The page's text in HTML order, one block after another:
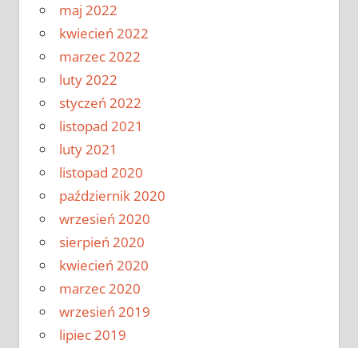
maj 2022
kwiecień 2022
marzec 2022
luty 2022
styczeń 2022
listopad 2021
luty 2021
listopad 2020
październik 2020
wrzesień 2020
sierpień 2020
kwiecień 2020
marzec 2020
wrzesień 2019
lipiec 2019